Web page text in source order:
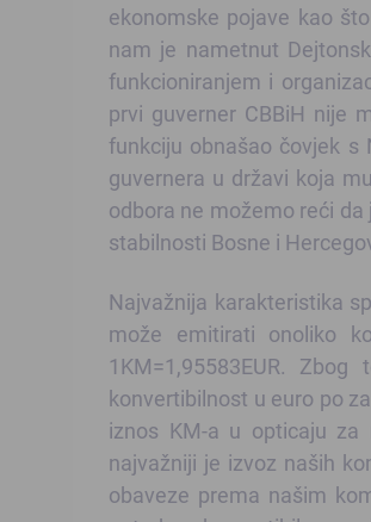
ekonomske pojave kao
nam je nametnut
funkcioniranjem i
prvi guverner CBBiH nije
funkciju obnašao čovjek s
guvernera u državi koja
odbora ne možemo reći
stabilnosti Bosne i
Najvažnija karakteristika
može emitirati onoliko
1KM=1,95583EUR.
konvertibilnost u euro po
iznos KM-a u opticaju
najvažniji je izvoz naših
obaveze prema našim